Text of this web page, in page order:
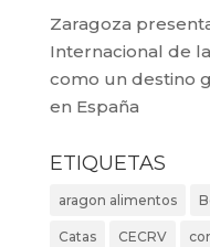
Zaragoza
Internacional de
como un destino
en España
ETIQUETAS
aragon alimentos
Catas CECRV